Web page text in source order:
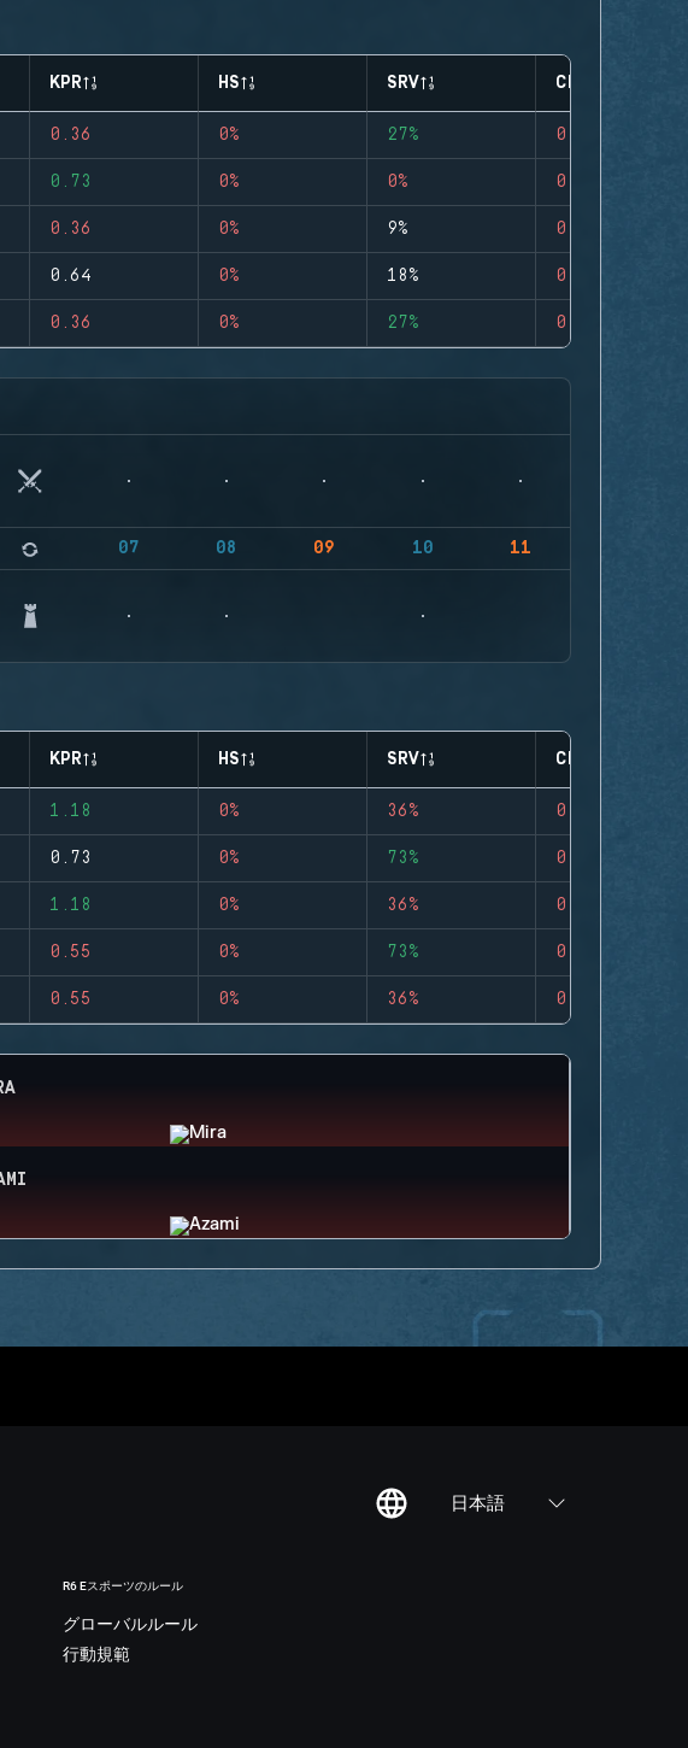
KPR HS SRV CLUTCHES
0.36 0% 27% 0
0.73 0% 0% 0
0.36 0% 9% 0
0.64 0% 18% 0
0.36 0% 27% 0
07 08 09 10 11
KPR HS SRV CLUTCHES
1.18 0% 36% 0
0.73 0% 73% 0
1.18 0% 36% 0
0.55 0% 73% 0
0.55 0% 36% 0
日本語
R6 Eスポーツのルール
グローバルルール
行動規範